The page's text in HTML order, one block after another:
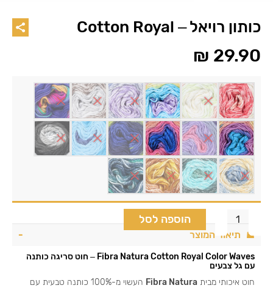
כותון רויאל – Cotton Royal
₪ 29.90
הוספה לסל
תיאור המוצר
Fibra Natura Cotton Royal Color Waves – חוט סריגה כותנה
עם גל צבעים
חוט איכותי מבית Fibra Natura
העשוי מ-100% כותנה טבעית עם